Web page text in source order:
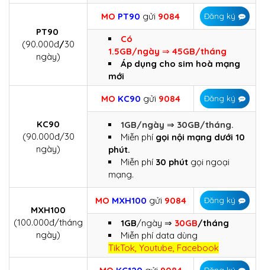
PT90
(90.000đ/30
ngày)
MO PT90 gửi 9084 Đăng ký
Có
1.5GB/ngày ⇒ 45GB/tháng
Áp dụng cho sim hoà mạng
mới
KC90
(90.000đ/30
ngày)
MO KC90 gửi 9084 Đăng ký
1GB/ngày ⇒ 30GB/tháng.
Miễn phí gọi nội mạng dưới 10
phút.
Miễn phí 30 phút gọi ngoại
mạng.
MXH100
(100.000đ/tháng
ngày)
MO MXH100 gửi 9084 Đăng ký
1GB/ngày ⇒ 30GB/tháng
Miễn phí data dùng
TikTok, Youtube, Facebook